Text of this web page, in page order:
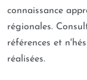
connaissance
régionales.
références et
réalisées.